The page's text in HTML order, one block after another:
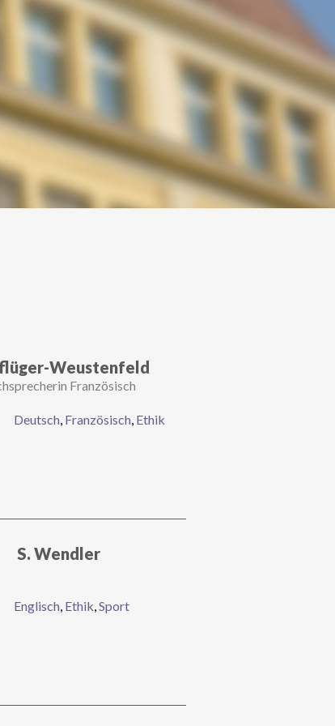
Weustenfeld
Französisch
Deutsch, Französisch, Ethik
S. Wendler
Englisch, Ethik,Sport